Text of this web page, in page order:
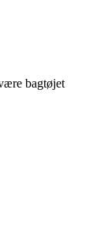
bagtøjet